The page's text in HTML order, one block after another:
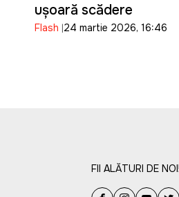
ușoară scădere
Flash 24 martie 2026, 16:46
FII ALĂTURI DE